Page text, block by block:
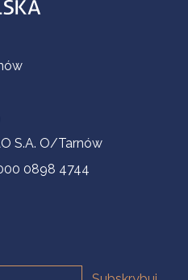
S.A. O/Tarnów
0898 4744